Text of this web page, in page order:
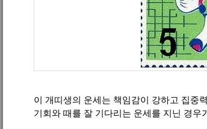
이 개띠생의 운세는 책임감이 강하고 집중
기회와 때를 잘 기다리는 운세를 지닌 경우